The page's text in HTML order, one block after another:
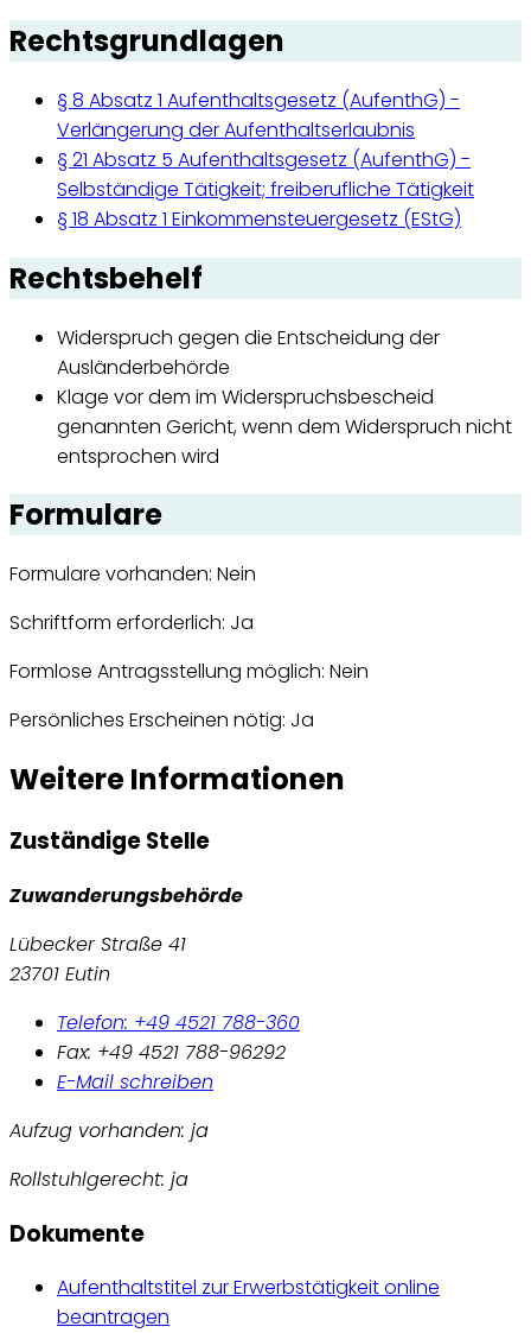
Rechtsgrundlagen
§ 8 Absatz 1 Aufenthaltsgesetz (AufenthG) -
Verlängerung der Aufenthaltserlaubnis
§ 21 Absatz 5 Aufenthaltsgesetz (AufenthG) -
Selbständige Tätigkeit; freiberufliche Tätigkeit
§ 18 Absatz 1 Einkommensteuergesetz (EStG)
Rechtsbehelf
Widerspruch gegen die Entscheidung der
Ausländerbehörde
Klage vor dem im Widerspruchsbescheid
genannten Gericht, wenn dem Widerspruch nicht
entsprochen wird
Formulare
Formulare vorhanden: Nein
Schriftform erforderlich: Ja
Formlose Antragsstellung möglich: Nein
Persönliches Erscheinen nötig: Ja
Weitere Informationen
Zuständige Stelle
Zuwanderungsbehörde
Lübecker Straße 41
23701 Eutin
Telefon: +49 4521 788-360
Fax: +49 4521 788-96292
E-Mail schreiben
Aufzug vorhanden: ja
Rollstuhlgerecht: ja
Dokumente
Aufenthaltstitel zur Erwerbstätigkeit online
beantragen